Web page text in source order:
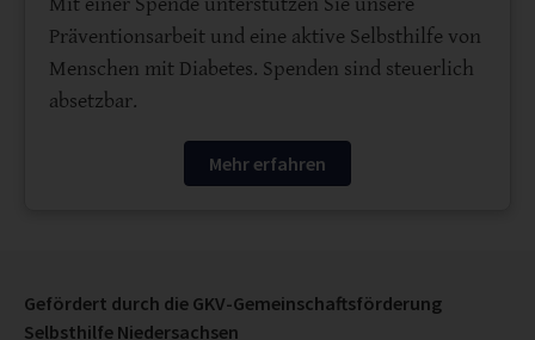
Präventionsarbeit und eine aktive Selbsthilfe von
Menschen mit Diabetes. Spenden sind steuerlich
absetzbar.
Mehr erfahren
Gefördert durch die GKV-Gemeinschaftsförderung
Selbsthilfe Niedersachsen